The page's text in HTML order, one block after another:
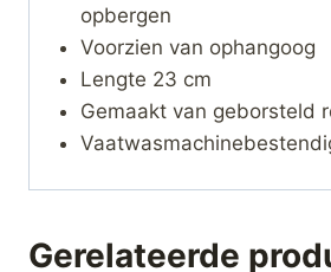
opbergen
Voorzien van ophangoog
Lengte 23 cm
Gemaakt van geborsteld
Gerelateerde